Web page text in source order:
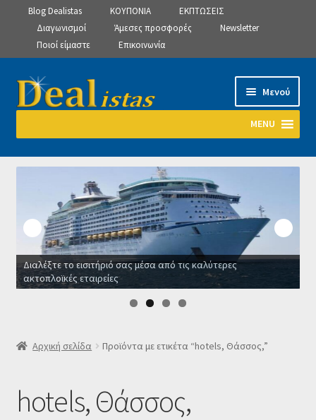
Blog Dealistas ΚΟΥΠΟΝΙΑ
ΕΚΠΤΩΣΕΙΣ
Διαγωνισμοί
Άμεσες προσφορές
Newsletter
Ποιοί είμαστε
Επικοινωνία
Απευθείας
μετάβαση
πλοήγηση
Μετάβαση
σε
Μενού
MENU
Αρχική
Manage Subscriptions
Manage Subscriptions
Manage Subscriptions
SLIDER
Διαλέξτε το εισιτήριό σας μέσα από τις καλύτερες
ακτοπλοϊκές εταιρείες
Αρχική σελίδα Προϊόντα με ετικέτα “hotels, Θάσσος,”
hotels, Θάσσος,